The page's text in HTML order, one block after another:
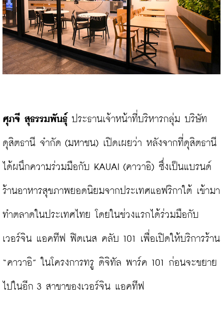
ศุภจี สุธรรมพันธุ์ ประธานเจ้าหน้าที่บริหารกลุ่ม บริษัท
ดุสิตธานี จำกัด (มหาชน) เปิดเผยว่า หลังจากที่ดุสิตธานี
ได้ผนึกความร่วมมือกับ KAUAI (คาวาอิ) ซึ่งเป็นแบรนด์
ร้านอาหารสุขภาพยอดนิยมจากประเทศแอฟริกาใต้ เข้ามา
ทำตลาดในประเทศไทย โดยในช่วงแรกได้ร่วมมือกับ
เวอร์จิน แอคทีฟ ฟิตเนส คลับ 101 เพื่อเปิดให้บริการร้าน
“คาวาอิ” ในโครงการทรู ดิจิทัล พาร์ค 101 ก่อนจะขยาย
ไปในอีก 3 สาขาของเวอร์จิน แอคทีฟ